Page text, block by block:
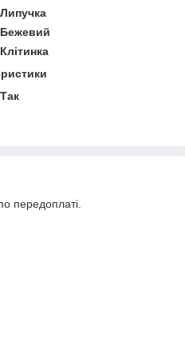
Липучка
Бежевий
Клітинка
Так
передоплаті.